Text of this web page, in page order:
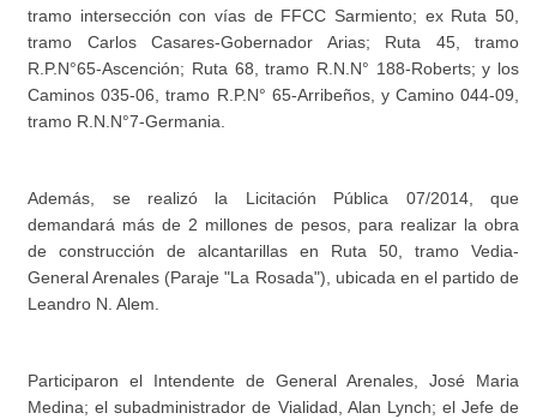
tramo intersección con vías de FFCC Sarmiento; ex Ruta 50,
tramo Carlos Casares-Gobernador Arias; Ruta 45, tramo
R.P.N°65-Ascención; Ruta 68, tramo R.N.N° 188-Roberts; y los
Caminos 035-06, tramo R.P.N° 65-Arribeños, y Camino 044-09,
tramo R.N.N°7-Germania.
Además, se realizó la Licitación Pública 07/2014, que
demandará más de 2 millones de pesos, para realizar la obra
de construcción de alcantarillas en Ruta 50, tramo Vedia-
General Arenales (Paraje "La Rosada"), ubicada en el partido de
Leandro N. Alem.
Participaron el Intendente de General Arenales, José Maria
Medina; el subadministrador de Vialidad, Alan Lynch; el Jefe de